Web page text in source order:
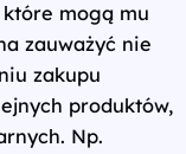
mogą mu
zauważyć nie
zakupu
produktów,
Np.